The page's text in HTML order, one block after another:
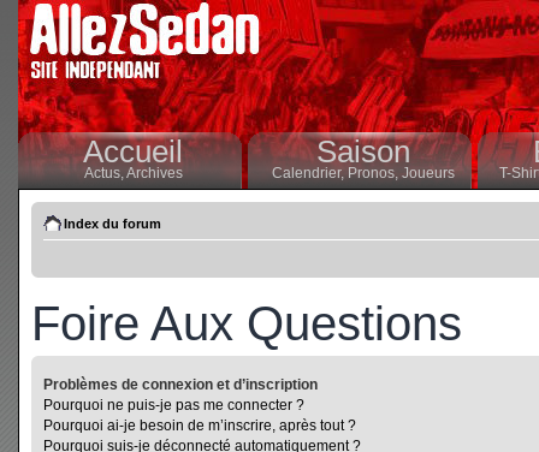
Accueil
Actus,Archives
Saison
Calendrier,Pronos, Joueurs T-
Index du forum
Foire Aux Questions
Problèmes de connexion et d’inscription
Pourquoi ne puis-je pas me connecter ?
Pourquoi ai-je besoin de m’inscrire, après tout ?
Pourquoi suis-je déconnecté automatiquement ?